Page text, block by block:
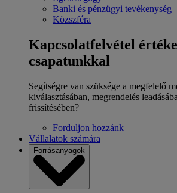
Banki és pénzügyi tevékenység
Közszféra
Kapcsolatfelvétel
csapatunkkal
Segítségre van szüksége a megfelelő
kiválasztásában, megrendelés
frissítésében?
Forduljon hozzánk
Vállalatok számára
Forrásanyagok